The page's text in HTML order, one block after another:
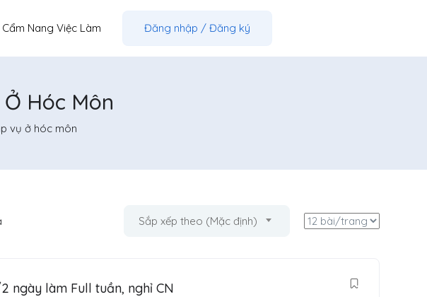
Cẩm Nang Việc Làm Đăng nhập / Đăng ký
Hóc Môn
vụ ở hóc môn
Sắp xếp theo (Mặc định)
ngày làm Full tuần, nghỉ CN